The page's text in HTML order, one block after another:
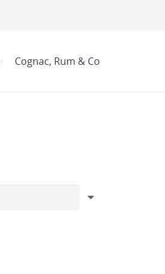
Cognac, Rum & Co